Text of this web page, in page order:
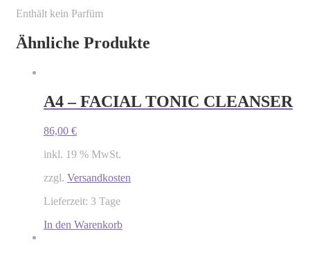
Enthält kein Parfüm
Ähnliche Produkte
A4 – FACIAL TONIC CLEANSER
86,00 €
inkl. 19 % MwSt.
zzgl. Versandkosten
Lieferzeit: 3 Tage
In den Warenkorb